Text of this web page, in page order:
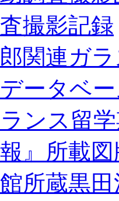
撮影記録
関連ガ
ータベ
ンス留
報』所載
所蔵黒